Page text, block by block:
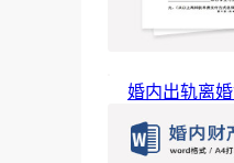
婚内出轨离